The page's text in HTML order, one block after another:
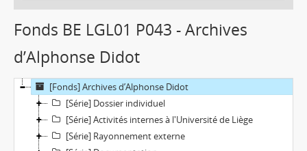
Fonds BE LGL01 P043 - Archives
d’Alphonse Didot
[Fonds] Archives d’Alphonse Didot
[Série] Dossier individuel
[Série] Activités internes à l'Université de Liège
[Série] Rayonnement externe